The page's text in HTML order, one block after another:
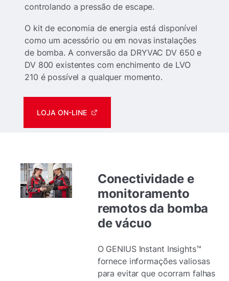
controlando a pressão de escape.
O kit de economia de energia está disponível
como um acessório ou em novas instalações
de bomba. A conversão da DRYVAC DV 650 e
DV 800 existentes com enchimento de LVO
210 é possível a qualquer momento.
LOJA ON-LINE
Conectividade e
monitoramento
remotos da bomba
de vácuo
O GENIUS Instant Insights™
fornece informações valiosas
para evitar que ocorram falhas